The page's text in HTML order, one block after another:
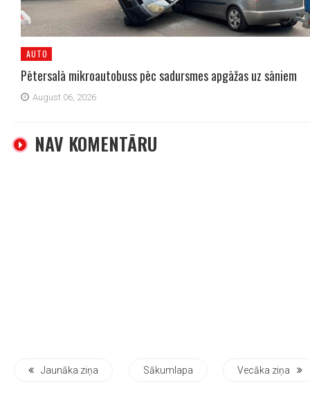
AUTO
Pētersalā mikroautobuss pēc sadursmes apgāžas uz sāniem
August 06, 2026
NAV KOMENTĀRU
Jaunāka ziņa Sākumlapa Vecāka ziņa